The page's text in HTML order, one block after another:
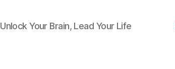
Unlock Your Brain, Lead Your Life